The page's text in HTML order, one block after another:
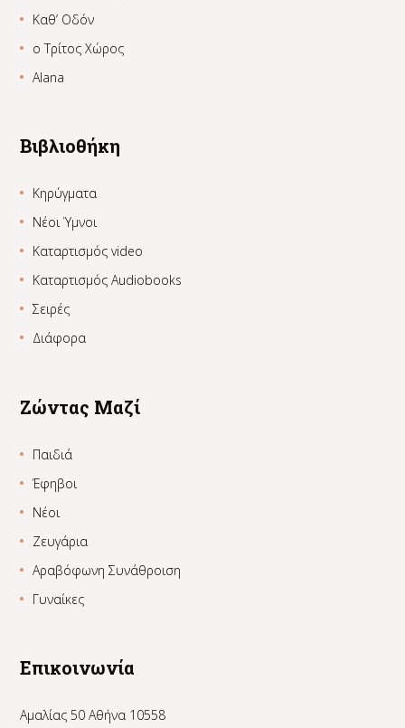
Καθ’ Οδόν
ο Τρίτος Χώρος
Alana
Βιβλιοθήκη
Κηρύγματα
Νέοι Ύμνοι
Καταρτισμός video
Καταρτισμός Audiobooks
Σειρές
Διάφορα
Ζώντας Μαζί
Παιδιά
Έφηβοι
Νέοι
Ζευγάρια
Αραβόφωνη Συνάθροιση
Γυναίκες
Επικοινωνία
Αμαλίας 50 Αθήνα 10558